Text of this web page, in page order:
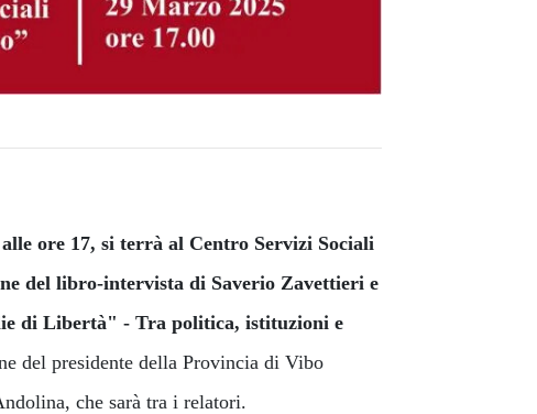
ore 17, si terrà al Centro Servizi Sociali
del libro-intervista di Saverio Zavettieri e
di Libertà" - Tra politica, istituzioni e
del presidente della Provincia di Vibo
che sarà tra i relatori.